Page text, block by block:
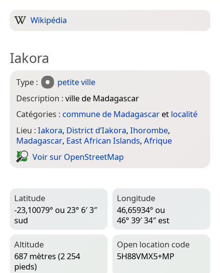
Wikipédia
Iakora
Type :
petite ville
Description :ville de Madagascar
Catégories : commune de Madagascar et localité
Lieu :Iakora, District d’Iakora, Ihorombe,
Madagascar, East African Islands, Afrique
Voir sur Open­Street­Map
Latitude
-23,10079° ou 23° 6′ 3″
sud
Longitude
46,65934° ou
46° 39′ 34″ est
Altitude
687 mètres (2 254
pieds)
Open location code
5H88VMX5+MP